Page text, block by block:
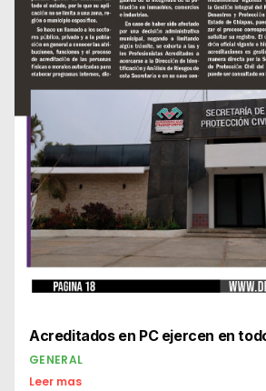
Acreditados en PC ejercen en
GENERAL
Leer mas